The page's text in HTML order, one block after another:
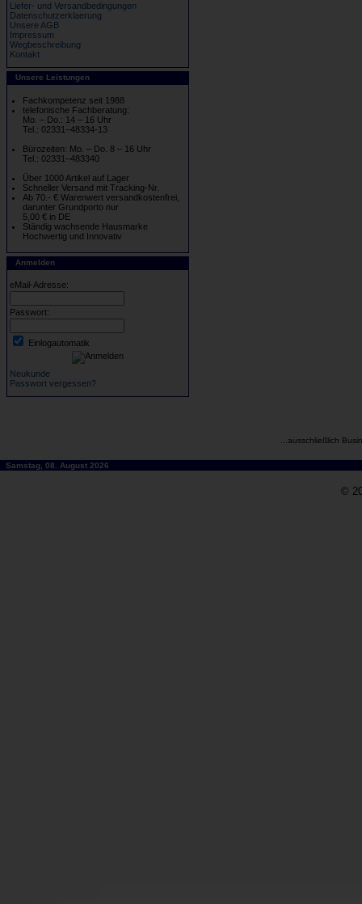
Liefer- und Versandbedingungen
Datenschutzerklaerung
Unsere AGB
Impressum
Wegbeschreibung
Kontakt
Unsere Leistungen
Fachkompetenz seit 1988
telefonische Fachberatung:
Mo. – Do.: 14 – 16 Uhr
Tel.: 02331–48334-13
Bürozeiten: Mo. – Do. 8 – 16 Uhr
Tel.: 02331–483340
Über 1000 Artikel auf Lager
Schneller Versand mit Tracking-Nr.
Ab 70.- € Warenwert versandkostenfrei,
darunter Grundporto nur
5,00 € in DE
Ständig wachsende Hausmarke
Hochwertig und Innovativ
Anmelden
eMail-Adresse:
Passwort:
Einlogautomatik
Neukunde
Passwort vergessen?
...ausschließlich
Samstag, 08. August 2026
©